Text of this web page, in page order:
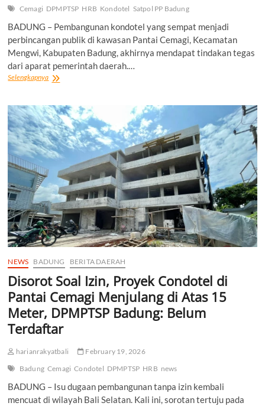
Cemagi DPMPTSP HRB Kondotel Satpol PP Badung
BADUNG – Pembangunan kondotel yang sempat menjadi
perbincangan publik di kawasan Pantai Cemagi, Kecamatan
Mengwi, Kabupaten Badung, akhirnya mendapat tindakan tegas
dari aparat pemerintah daerah.…
SelengkapnyaTak
Kondotel
di
Cemagi
Resmi
Dihentikan
Satpol
PP
Badung
NEWS BADUNG BERITA DAERAH
Disorot Soal Izin, Proyek Condotel di
Pantai Cemagi Menjulang di Atas 15
Meter, DPMPTSP Badung: Belum
Terdaftar
harianrakyatbali
February 19, 2026
Badung Cemagi Condotel DPMPTSP HRB news
BADUNG – Isu dugaan pembangunan tanpa izin kembali
mencuat di wilayah Bali Selatan. Kali ini, sorotan tertuju pada